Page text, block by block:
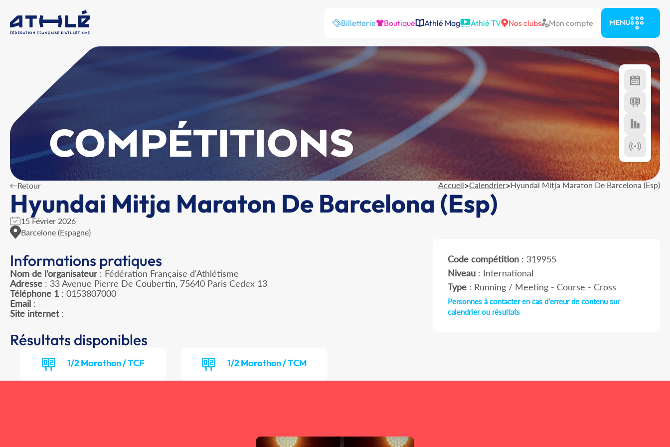
Billetterie Boutique Athlé Mag Athlé TV Nos clubs Mon compte MENU
COMPÉTITIONS
Retour Accueil>Calendrier>Hyundai Mitja Maraton De Barcelona (Esp)
Hyundai Mitja Maraton De Barcelona (Esp)
15 Février 2026
Barcelone (Espagne)
Informations pratiques
Nom de l’organisateur : Fédération Française d'Athlétisme
Adresse : 33 Avenue Pierre De Coubertin, 75640 Paris Cedex 13
Téléphone 1 : 0153807000
Email : -
Site internet: -
Code compétition: 319955
Niveau: International
Type: Running / Meeting - Course - Cross
Personnes à contacter en cas d'erreur de contenu sur
calendrier ou résultats
Résultats disponibles
1/2 Marathon / TCF 1/2 Marathon / TCM